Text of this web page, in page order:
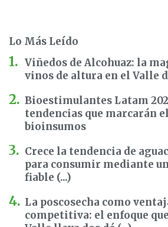
Lo Más Leído
Viñedos de Alcohuaz: la
vinos de altura en el Valle
Bioestimulantes Latam
tendencias que marcarán
bioinsumos
Crece la tendencia de
para consumir mediante
fiable (...)
La poscosecha como
competitiva: el enfoque